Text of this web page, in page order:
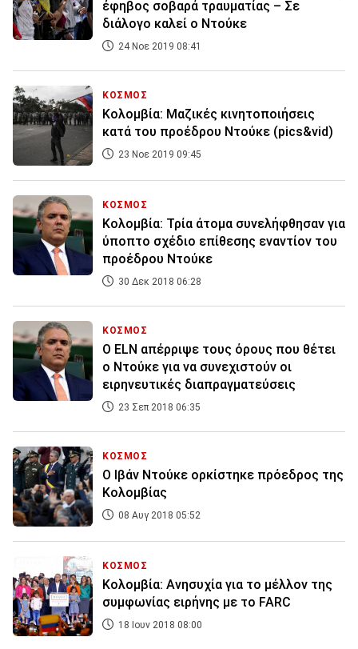
έφηβος σοβαρά τραυματίας – Σε
διάλογο καλεί ο Ντούκε
24 Νοε 2019 08:41
ΚΟΣΜΟΣ
Κολομβία: Μαζικές κινητοποιήσεις
κατά του προέδρου Ντούκε (pics&vid)
23 Νοε 2019 09:45
ΚΟΣΜΟΣ
Κολομβία: Τρία άτομα συνελήφθησαν για
ύποπτο σχέδιο επίθεσης εναντίον του
προέδρου Ντούκε
30 Δεκ 2018 06:28
ΚΟΣΜΟΣ
Ο ELN απέρριψε τους όρους που θέτει
ο Ντούκε για να συνεχιστούν οι
ειρηνευτικές διαπραγματεύσεις
23 Σεπ 2018 06:35
ΚΟΣΜΟΣ
Ο Ιβάν Ντούκε ορκίστηκε πρόεδρος της
Κολομβίας
08 Αυγ 2018 05:52
ΚΟΣΜΟΣ
Κολομβία: Ανησυχία για το μέλλον της
συμφωνίας ειρήνης με το FARC
18 Ιουν 2018 08:00